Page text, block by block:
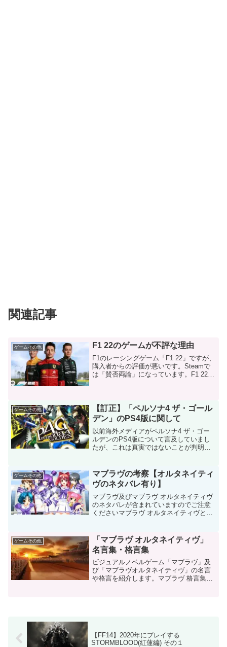
関連記事
ゲームその他 F1 22のゲームが不評な理由
F1のレーシングゲーム「F1 22」ですが、
購入者からの評価が悪いです。Steamで
は「賛否両論」になっています。F1 22は
ゲームその他
【訂正】「ペルソナ4 ザ・ゴール
デン」のPS4版に関して
以前海外メディアがペルソナ4 ザ・ゴー
ルデンのPS4版について言及していまし
たが、これは真実ではないことが判明し
を持っている人が少ないですから、要望
が多けれ...
ゲームその他
マブラヴの考察【オルタネイティ
ヴのネタバレ有り】
マブラヴ及びマブラヴ オルタネイティヴ
のネタバレが含まれていますのでご注意
くださいマブラヴ オルタネイティヴとい
ャルゲー業界は割とそういうメッセージ
を残すゲームがあり...
ゲームその他
「マブラヴ オルタネイティヴ」
名言集・格言集
ビジュアルノベルゲーム「マブラヴ」及
び「マブラヴオルタネイティヴ」の名言
や格言を紹介します。マブラヴ 格言集相
【FF14】2020年にプレイする
STORMBLOOD(紅蓮編) その１